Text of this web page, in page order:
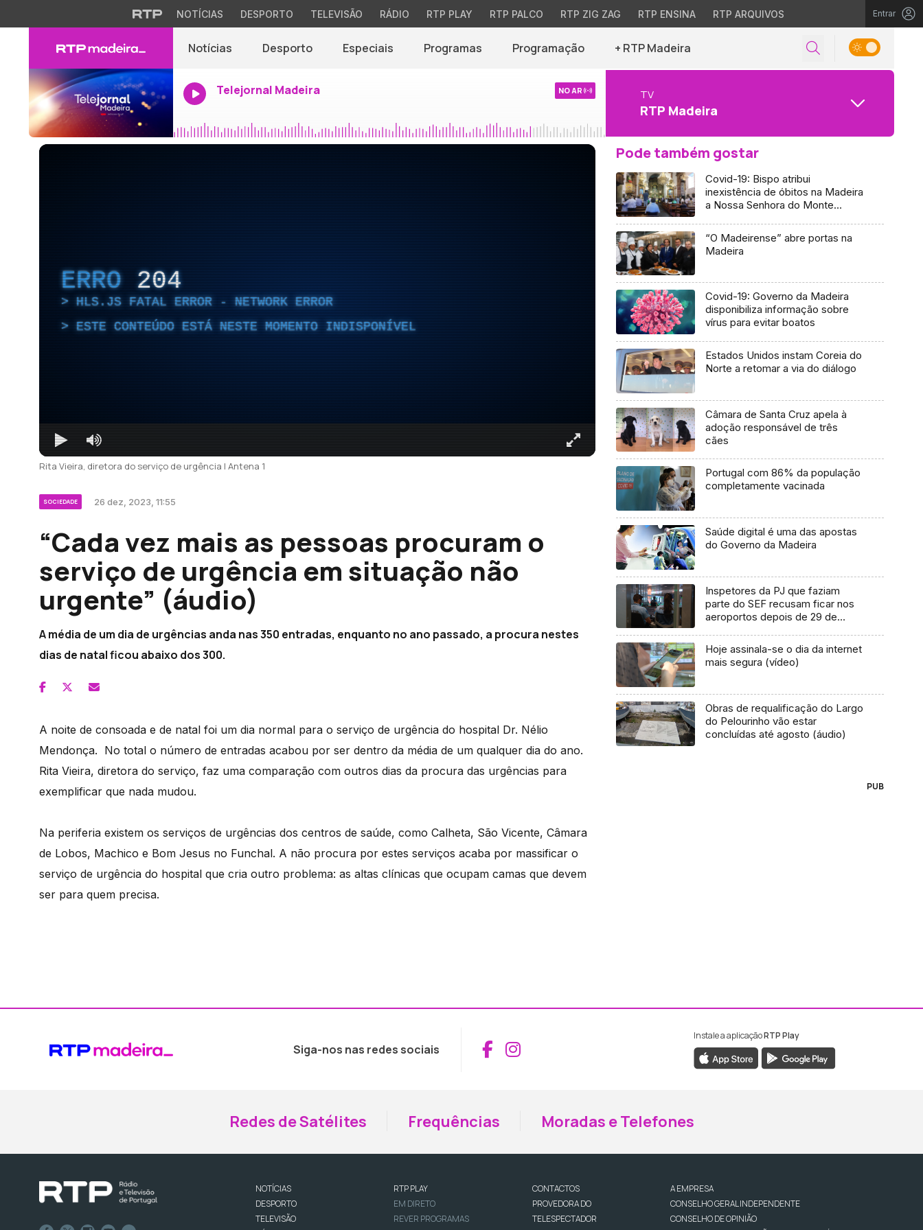
NOTÍCIAS DESPORTO TELEVISÃO RÁDIO RTP PLAY RTP PALCO RTP ZIG ZAG RTP ENSINA RTP ARQUIVOS Entrar
Notícias Desporto Especiais Programas Programação + RTP Madeira
Telejornal Madeira NO AR TV
RTP Madeira
ERRO 204
HLS.JS FATAL ERROR - NETWORK ERROR
ESTE CONTEÚDO ESTÁ NESTE MOMENTO INDISPONÍVEL
Rita Vieira, diretora do serviço de urgência | Antena 1
SOCIEDADE 26 dez, 2023, 11:55
“Cada vez mais as pessoas procuram o
serviço de urgência em situação não
urgente” (áudio)
A média de um dia de urgências anda nas 350 entradas, enquanto no ano passado, a procura nestes
dias de natal ficou abaixo dos 300.
A noite de consoada e de natal foi um dia normal para o serviço de urgência do hospital Dr. Nélio
Mendonça. No total o número de entradas acabou por ser dentro da média de um qualquer dia do ano.
Rita Vieira, diretora do serviço, faz uma comparação com outros dias da procura das urgências para
exemplificar que nada mudou.
Na periferia existem os serviços de urgências dos centros de saúde, como Calheta, São Vicente, Câmara
de Lobos, Machico e Bom Jesus no Funchal. A não procura por estes serviços acaba por massificar o
serviço de urgência do hospital que cria outro problema: as altas clínicas que ocupam camas que devem
ser para quem precisa.
Pode também gostar
Covid-19: Bispo atribui
inexistência de óbitos na Madeira
a Nossa Senhora do Monte
“O Madeirense” abre portas na
Madeira
Covid-19: Governo da Madeira
disponibiliza informação sobre
vírus para evitar boatos
Estados Unidos instam Coreia do
Norte a retomar a via do diálogo
Câmara de Santa Cruz apela à
adoção responsável de três
cães
Portugal com 86% da população
completamente vacinada
Saúde digital é uma das apostas
do Governo da Madeira
Inspetores da PJ que faziam
parte do SEF recusam ficar nos
aeroportos depois de 29 de
Hoje assinala-se o dia da internet
mais segura (vídeo)
Obras de requalificação do Largo
do Pelourinho vão estar
concluídas até agosto (áudio)
PUB
Siga-nos nas redes sociais Aceder ao Facebook da RTP Madeira
Aceder ao Instagram da RTP Madeira
Instale a aplicaçãoRTP Play
Redes de Satélites Frequências Moradas e Telefones
NOTÍCIAS
DESPORTO
TELEVISÃO
RTP PLAY
EM DIRETO
REVER PROGRAMAS
CONTACTOS
PROVEDORA DO
TELESPECTADOR
A EMPRESA
CONSELHO GERAL INDEPENDENTE
CONSELHO DE OPINIÃO